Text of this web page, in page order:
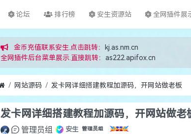
论坛 排行榜 安生资源站 全网插件展
金币充值联系安生.点击跳转：
kj.as.nm.cn
全网插件后台菜单展示.直接跳转： as222.apifox.cn
网站源码 发卡网详细搭建教程加源码，开网站做老板
发卡网详细搭建教程加源码，开网站做老
管理员组 安生 管理员组